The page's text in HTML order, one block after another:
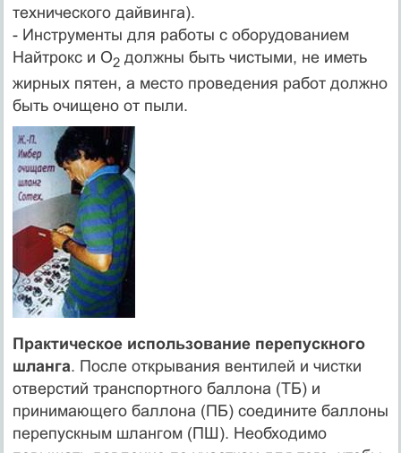
технического дайвинга).
- Инструменты для работы с оборудованием
Найтрокс и O2должны быть чистыми, не иметь
жирных пятен, а место проведения работ должно
быть очищено от пыли.
Практическое использование перепускного
шланга. После открывания вентилей и чистки
отверстий транспортного баллона (ТБ) и
принимающего баллона (ПБ) соедините баллоны
перепускным шлангом (ПШ). Необходимо